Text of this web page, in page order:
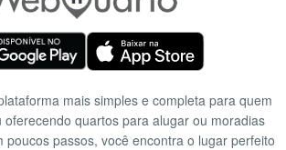
mais simples e completa para quem
oferecendo quartos para alugar ou moradias
poucos passos, você encontra o lugar perfeito